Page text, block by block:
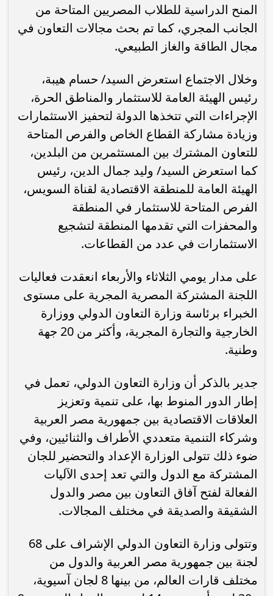
المنح الدراسية للطلاب المصريين المتاحة من
الجانب المجري، كما تم بحث مجالات التعاون في
مجال الطاقة والغاز الطبيعي.
وخلال الاجتماع استعرض السيد/ حسام هيبة،
رئيس الهيئة العامة للاستثمار والمناطق الحرة،
الإجراءات التي تتخذها الدولة لتحفيز الاستثمارات
وزيادة مشاركة القطاع الخاص والفرص المتاحة
للتعاون المشترك بين المستثمرين من البلدين،
كما استعرض السيد/ وليد جمال الدين، رئيس
الهيئة العامة للمنطقة الاقتصادية لقناة السويس،
الفرص المتاحة للاستثمار في المنطقة
والمحفزات التي تقدمها المنطقة لتشجيع
الاستثمارات في عدد من القطاعات.
على مدار يومي الثلاثاء والأربعاء انعقدت فعاليات
اللجنة المشتركة المصرية المجرية على مستوى
الخبراء برئاسة وزارة التعاون الدولي ووزارة
الخارجية والتجارة المجرية، وأكثر من 20 جهة
وطنية.
جدير بالذكر أن وزارة التعاون الدولي، تعمل في
إطار الدور المنوط بها، على تنمية وتعزيز
العلاقات الاقتصادية بين جمهورية مصر العربية
وشركاء التنمية متعددي الأطراف والثنائيين، وفي
ضوء ذلك تتولى الوزارة الإعداد والتحضير للجان
المشتركة مع الدول والتي تعد إحدى الآليات
الفعالة لفتح آفاق التعاون بين مصر والدول
الشقيقة والصديقة في مختلف المجالات.
وتتولى وزارة التعاون الدولي الإشراف على 68
لجنة بين جمهورية مصر العربية والدول من
مختلف قارات العالم، من بينها 8 لجان آسيوية،